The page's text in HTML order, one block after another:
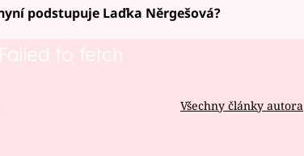
podstupuje Laďka Něrgešová?
Failed to fetch
Všechny články autora